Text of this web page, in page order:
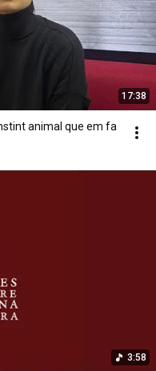
17:38
animal que em fa
3:58